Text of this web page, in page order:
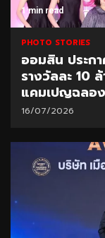
1 min read
PHOTO STORIES
ออมสิน ประก
รางวัลละ 10
แคมเปญฉลอง
16/07/2026